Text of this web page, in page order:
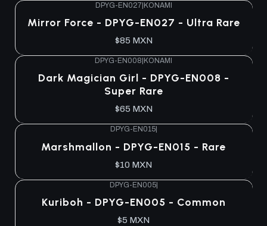
DPYG-EN027|KONAMI
Mirror Force - DPYG-EN027 - Ultra Rare
$85 MXN
DPYG-EN008 KONAMI
Dark Magician Girl - DPYG-EN008 -
Super Rare
$65 MXN
DPYG-EN015|
Marshmallon - DPYG-EN015 - Rare
$10 MXN
DPYG-EN005|
Kuriboh - DPYG-EN005 - Common
$5 MXN